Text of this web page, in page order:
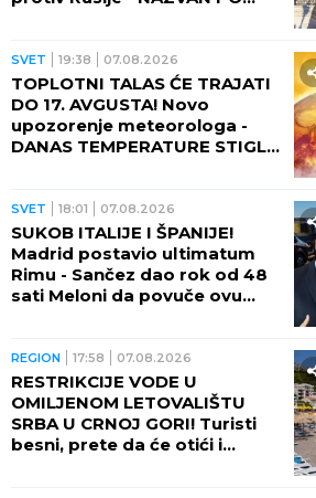
SVET 19:38 07.08.2026
TOPLOTNI TALAS ĆE TRAJATI
DO 17. AVGUSTA! Novo
upozorenje meteorologa -
DANAS TEMPERATURE STIGLE
SVET 18:01 07.08.2026
SUKOB ITALIJE I ŠPANIJE!
Madrid postavio ultimatum
Rimu - Sančez dao rok od 48
sati Meloni da povuče ovu
REGION 17:58 07.08.2026
RESTRIKCIJE VODE U
OMILJENOM LETOVALIŠTU
SRBA U CRNOJ GORI! Turisti
besni, prete da će otići i